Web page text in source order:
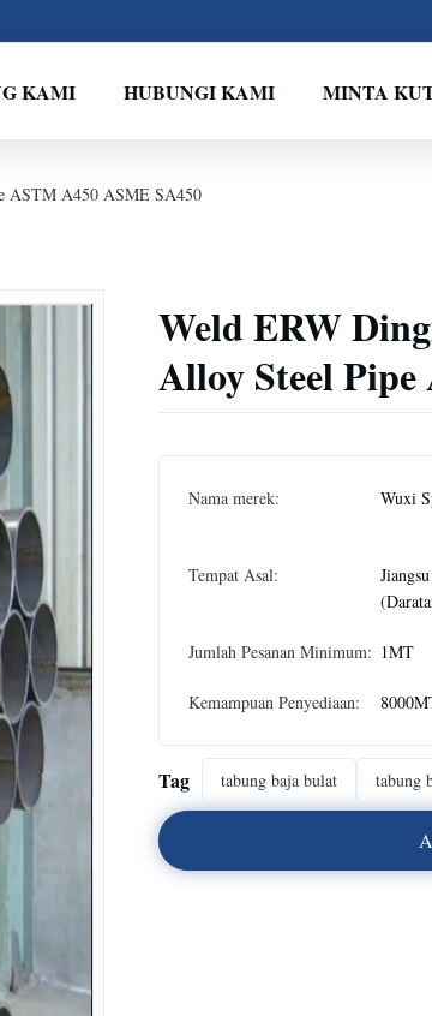
KAMI HUBUNGI KAMI MINTA
ASTM A450 ASME SA450
Weld ERW
Alloy Steel
Nama merek: Wuxi
Tempat Asal:
Jumlah Pesanan Minimum: 1MT
Kemampuan Penyediaan:
Tag tabung baja bulat tabung
A